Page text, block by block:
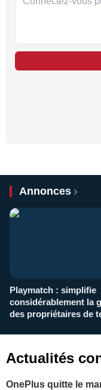
Annonces
Playmatch : simplifie
considérablement la
des propriétaires de
Actualités
OnePlus quitte le